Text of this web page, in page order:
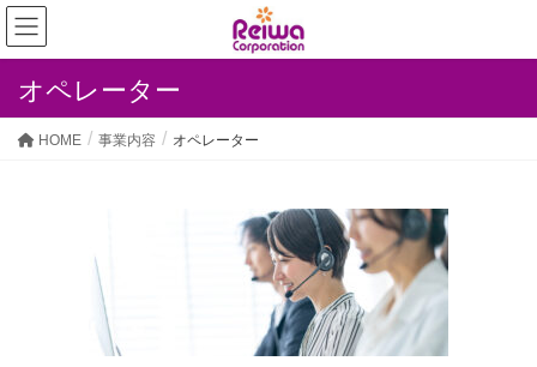
オペレーター
HOME 事業内容 オペレーター